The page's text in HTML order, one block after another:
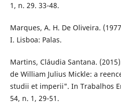
1, n. 29. 33-48.
Marques, A. H. De Oliveira.
I. Lisboa: Palas.
Martins, Cláudia Santana.
de William Julius Mickle: a
studii et imperii". In Trabalhos
54, n. 1, 29-51.